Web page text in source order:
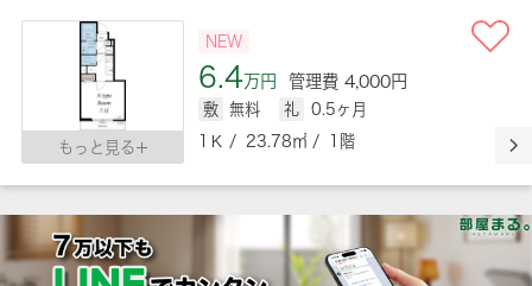
もっと見る
NEW
6.4万円 管理費 4,000円
敷 無料 礼
0.5ヶ月
1Ｋ / 23.78㎡ / 1階